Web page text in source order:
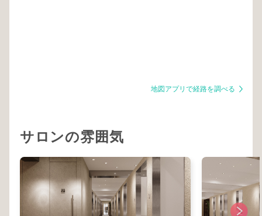
地図アプリで経路を調べる
サロンの雰囲気